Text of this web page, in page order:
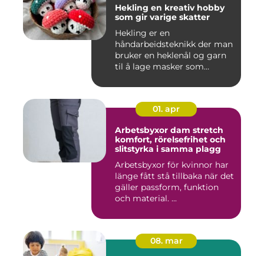
Hekling en kreativ hobby
som gir varige skatter
Hekling er en
håndarbeidsteknikk der man
bruker en heklenål og garn
til å lage masker som
01. apr
Arbetsbyxor dam stretch
komfort, rörelsefrihet och
slitstyrka i samma plagg
Arbetsbyxor för kvinnor har
länge fått stå tillbaka när det
gäller passform, funktion
och material. ...
08. mar